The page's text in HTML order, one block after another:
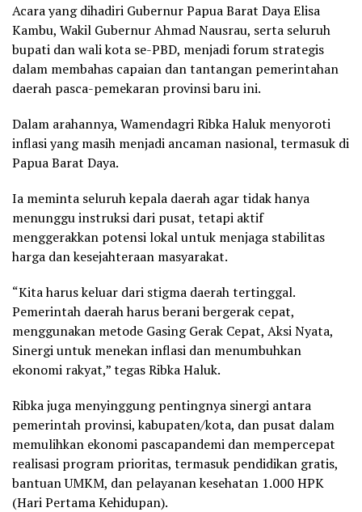
Acara yang dihadiri Gubernur Papua Barat Daya Elisa
Kambu, Wakil Gubernur Ahmad Nausrau, serta seluruh
bupati dan wali kota se-PBD, menjadi forum strategis
dalam membahas capaian dan tantangan pemerintahan
daerah pasca-pemekaran provinsi baru ini.
Dalam arahannya, Wamendagri Ribka Haluk menyoroti
inflasi yang masih menjadi ancaman nasional, termasuk di
Papua Barat Daya.
Ia meminta seluruh kepala daerah agar tidak hanya
menunggu instruksi dari pusat, tetapi aktif
menggerakkan potensi lokal untuk menjaga stabilitas
harga dan kesejahteraan masyarakat.
“Kita harus keluar dari stigma daerah tertinggal.
Pemerintah daerah harus berani bergerak cepat,
menggunakan metode Gasing Gerak Cepat, Aksi Nyata,
Sinergi untuk menekan inflasi dan menumbuhkan
ekonomi rakyat,” tegas Ribka Haluk.
Ribka juga menyinggung pentingnya sinergi antara
pemerintah provinsi, kabupaten/kota, dan pusat dalam
memulihkan ekonomi pascapandemi dan mempercepat
realisasi program prioritas, termasuk pendidikan gratis,
bantuan UMKM, dan pelayanan kesehatan 1.000 HPK
(Hari Pertama Kehidupan).